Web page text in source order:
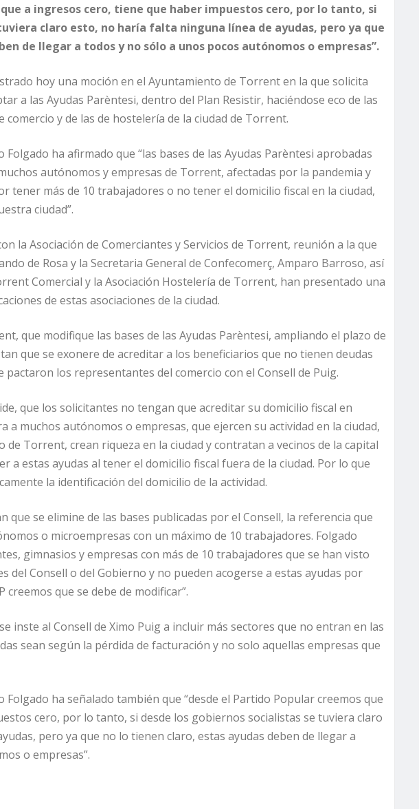
a ingresos cero, tiene que haber impuestos cero, por lo tanto, si
claro esto, no haría falta ninguna línea de ayudas, pero ya que
de llegar a todos y no sólo a unos pocos autónomos o empresas”.
hoy una moción en el Ayuntamiento de Torrent en la que solicita
a las Ayudas Parèntesi, dentro del Plan Resistir, haciéndose eco de las
comercio y de las de hostelería de la ciudad de Torrent.
ha afirmado que “las bases de las Ayudas Parèntesi aprobadas
autónomos y empresas de Torrent, afectadas por la pandemia y
tener más de 10 trabajadores o no tener el domicilio fiscal en la ciudad,
ciudad”.
la Asociación de Comerciantes y Servicios de Torrent, reunión a la que
de Rosa y la Secretaria General de Confecomerç, Amparo Barroso, así
Comercial y la Asociación Hostelería de Torrent, han presentado una
de estas asociaciones de la ciudad.
que modifique las bases de las Ayudas Parèntesi, ampliando el plazo de
que se exonere de acreditar a los beneficiarios que no tienen deudas
los representantes del comercio con el Consell de Puig.
que los solicitantes no tengan que acreditar su domicilio fiscal en
muchos autónomos o empresas, que ejercen su actividad en la ciudad,
Torrent, crean riqueza en la ciudad y contratan a vecinos de la capital
a estas ayudas al tener el domicilio fiscal fuera de la ciudad. Por lo que
la identificación del domicilio de la actividad.
se elimine de las bases publicadas por el Consell, la referencia que
o microempresas con un máximo de 10 trabajadores. Folgado
gimnasios y empresas con más de 10 trabajadores que se han visto
del Consell o del Gobierno y no pueden acogerse a estas ayudas por
creemos que se debe de modificar”.
inste al Consell de Ximo Puig a incluir más sectores que no entran en las
sean según la pérdida de facturación y no solo aquellas empresas que
ha señalado también que “desde el Partido Popular creemos que
cero, por lo tanto, si desde los gobiernos socialistas se tuviera claro
pero ya que no lo tienen claro, estas ayudas deben de llegar a
o empresas”.